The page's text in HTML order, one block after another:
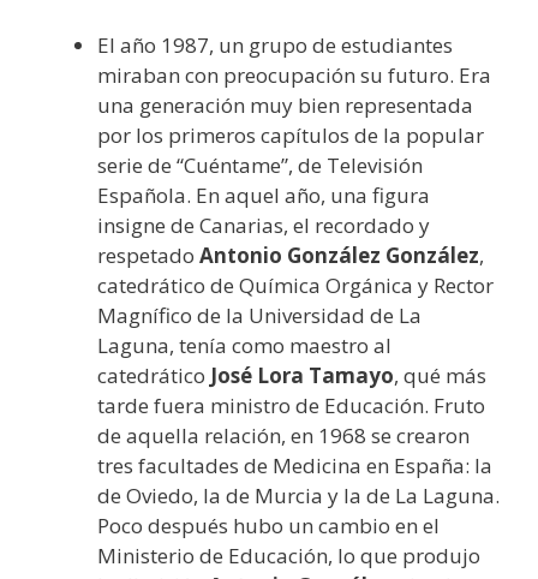
El año 1987, un grupo de estudiantes
miraban con preocupación su futuro. Era
una generación muy bien representada
por los primeros capítulos de la popular
serie de “Cuéntame”, de Televisión
Española. En aquel año, una figura
insigne de Canarias, el recordado y
respetado Antonio González González,
catedrático de Química Orgánica y Rector
Magnífico de la Universidad de La
Laguna, tenía como maestro al
catedrático José Lora Tamayo, qué más
tarde fuera ministro de Educación. Fruto
de aquella relación, en 1968 se crearon
tres facultades de Medicina en España: la
de Oviedo, la de Murcia y la de La Laguna.
Poco después hubo un cambio en el
Ministerio de Educación, lo que produjo